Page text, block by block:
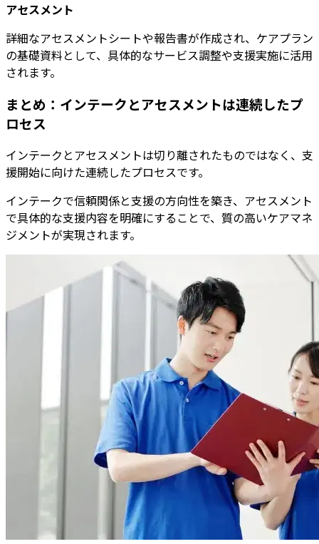
アセスメント
詳細なアセスメントシートや報告書が作成され、ケアプラン
の基礎資料として、具体的なサービス調整や支援実施に活用
されます。
まとめ：インテークとアセスメントは連続したプ
ロセス
インテークとアセスメントは切り離されたものではなく、支
援開始に向けた連続したプロセスです。
インテークで信頼関係と支援の方向性を築き、アセスメント
で具体的な支援内容を明確にすることで、質の高いケアマネ
ジメントが実現されます。